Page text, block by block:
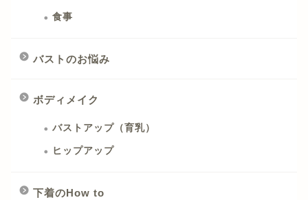
食事
バストのお悩み
ボディメイク
バストアップ（育乳）
ヒップアップ
下着のHow to